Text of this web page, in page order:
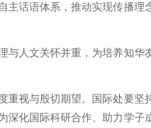
主话语体系，推动实现传播理
与人文关怀并重，为培养知华
重视与殷切期望。国际处要坚
深化国际科研合作、助力学子